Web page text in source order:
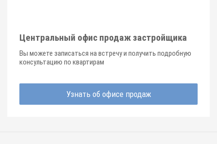
Центральный офис продаж застройщика
Вы можете записаться на встречу и получить подробную
консультацию по квартирам
Узнать об офисе продаж